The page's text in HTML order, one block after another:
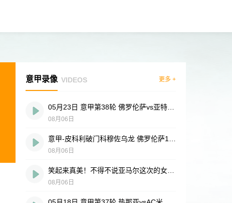
意甲录像 VIDEOS 更多 +
08月06日
08月06日
08月06日